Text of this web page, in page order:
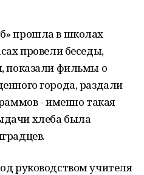
прошла в школах
провели беседы,
показали фильмы о
города, раздали
- именно такая
хлеба была
руководством учителя